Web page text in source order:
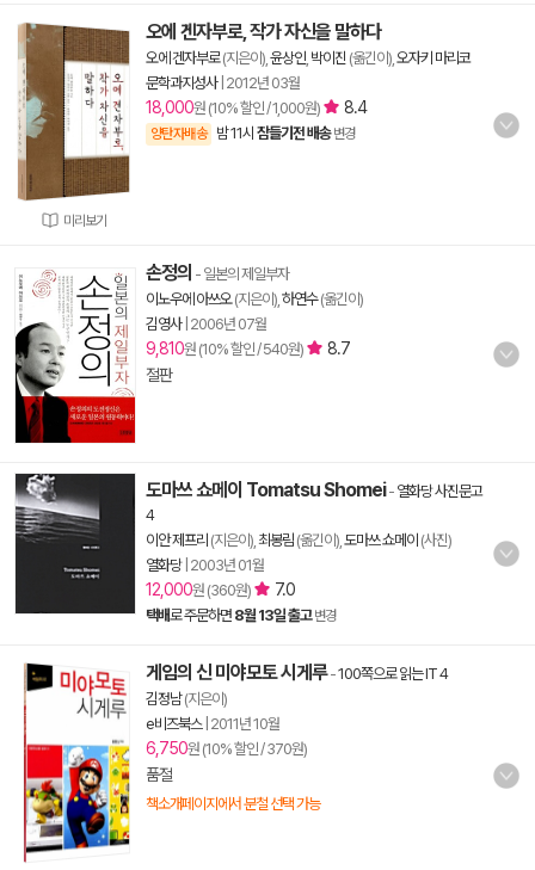
미리보기
오에 겐자부로, 작가 자신을 말하다
오에 겐자부로(지은이), 윤상인 박이진 (옮긴이), 오자키 마리코
문학과지성사| 2012년 03월
18,000원 (10% 할인 / 1,000원) 8.4
양탄자배송 밤 11시 잠들기전 배송 변경
손정의 - 일본의 제일부자
이노우에 아쓰오(지은이), 하연수(옮긴이)
김영사| 2006년 07월
9,810원 (10% 할인 / 540원)
8.7
절판
도마쓰 쇼메이 Tomatsu Shomei- 열화당 사진문고
4
이안 제프리 (지은이), 최봉림 (옮긴이), 도마쓰 쇼메이 (사진)
열화당| 2003년 01월
12,000원 (360원) 7.0
택배로 주문하면 8월 13일 출고 변경
게임의 신 미야모토 시게루-100쪽으로 읽는 IT 4
김정남(지은이)
e비즈북스| 2011년 10월
6,750원 (10% 할인 / 370원)
품절
책소개페이지에서 분철 선택 가능